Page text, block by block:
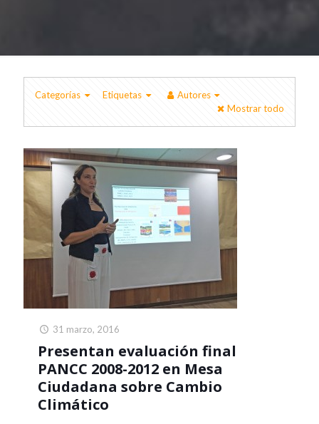
Categorías Etiquetas
Autores
Mostrar todo
31 marzo, 2016
Presentan evaluación final
PANCC 2008-2012 en Mesa
Ciudadana sobre Cambio
Climático